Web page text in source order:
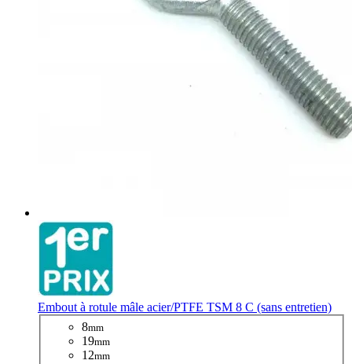
Embout à rotule mâle acier/PTFE TSM 8 C (sans entretien)
8mm
19mm
12mm